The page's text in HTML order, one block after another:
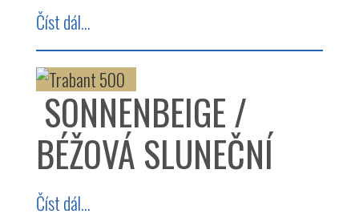
Číst dál...
SONNENBEIGE /
BÉŽOVÁ SLUNEČNÍ
Číst dál...